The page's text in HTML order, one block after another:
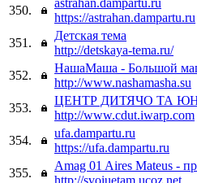
350.
https://astrahan.dampartu.ru
351.
Детская тема
http://detskaya-tema.ru/
352.
НашаМаша - Большой
http://www.nashamasha.su
353.
ЦЕНТР ДИТЯЧО ТА
http://www.cdut.iwarp.com
354.
ufa.dampartu.ru
https://ufa.dampartu.ru
355.
Amag 01 Aires Mateus -
http://svoiuetam.ucoz.net